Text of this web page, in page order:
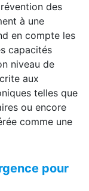
des
à une
en compte les
capacités
niveau de
aux
telles que
ou encore
comme une
pour